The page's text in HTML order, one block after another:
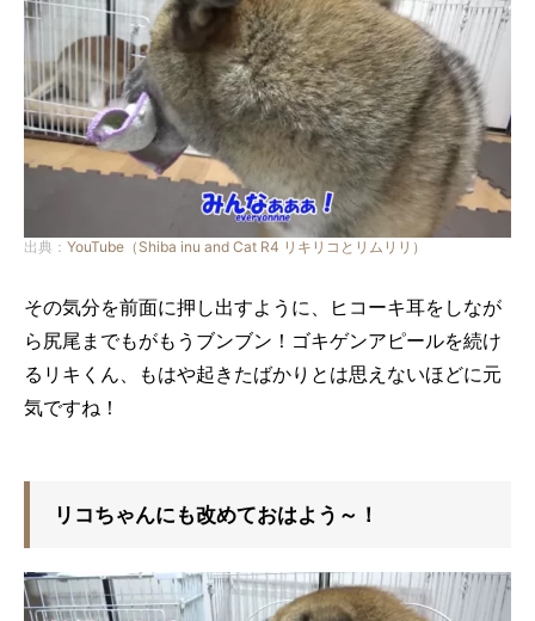
出典： YouTube（Shiba inu and Cat R4 リキリコとリムリリ）
その気分を前面に押し出すように、ヒコーキ耳をしなが
ら尻尾までもがもうブンブン！ゴキゲンアピールを続け
るリキくん、もはや起きたばかりとは思えないほどに元
気ですね！
リコちゃんにも改めておはよう～！